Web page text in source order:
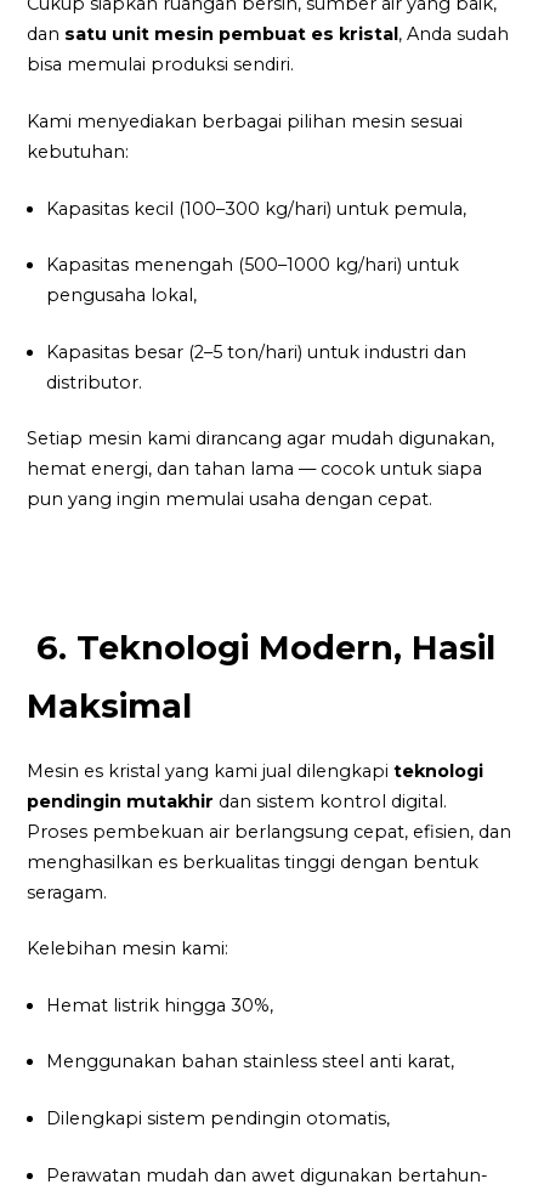
dan satu unit mesin pembuat es kristal , Anda sudah
bisa memulai produksi sendiri.
Kami menyediakan berbagai pilihan mesin sesuai
kebutuhan:
Kapasitas kecil (100–300 kg/hari) untuk pemula,
Kapasitas menengah (500–1000 kg/hari) untuk
pengusaha lokal,
Kapasitas besar (2–5 ton/hari) untuk industri dan
distributor.
Setiap mesin kami dirancang agar mudah digunakan,
hemat energi, dan tahan lama — cocok untuk siapa
pun yang ingin memulai usaha dengan cepat.
6. Teknologi Modern, Hasil
Maksimal
Mesin es kristal yang kami jual dilengkapiteknologi
pendingin mutakhir dan sistem kontrol digital.
Proses pembekuan air berlangsung cepat, efisien, dan
menghasilkan es berkualitas tinggi dengan bentuk
seragam.
Kelebihan mesin kami:
Hemat listrik hingga 30%,
Menggunakan bahan stainless steel anti karat,
Dilengkapi sistem pendingin otomatis,
Perawatan mudah dan awet digunakan bertahun-